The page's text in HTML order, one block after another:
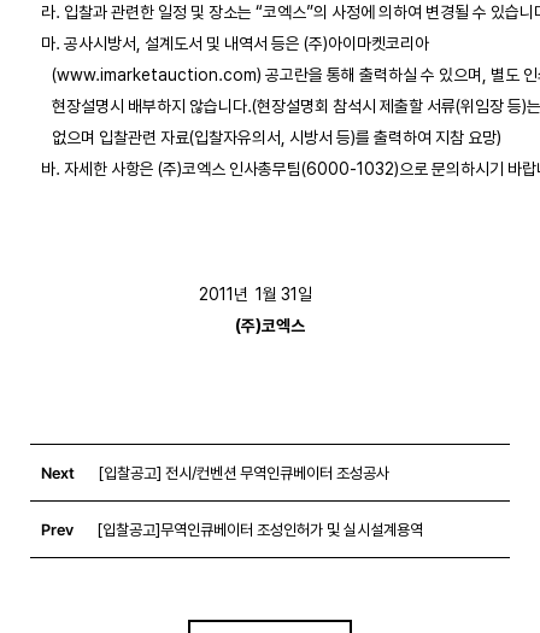
라. 입찰과 관련한 일정 및 장소는 “코엑스”의 사정에 의하여 변경될 수 있습니
   마. 공사시방서, 설계도서 및 내역서 등은 (주)아이마켓코리아
(www.imarketauction.com) 공고란을 통해 출력하실 수 있으며, 별도
      현장설명시 배부하지 않습니다.(현장설명회 참석시 제출할 서류(위임장 등)는
      없으며 입찰관련 자료(입찰자유의서, 시방서 등)를 출력하여 지참 요망)
바. 자세한 사항은 (주)코엑스 인사총무팀(6000-1032)으로 문의하시기 바랍
(주)코엑스
Next [입찰공고] 전시/컨벤션 무역인큐베이터 조성공사
Prev [입찰공고]무역인큐베이터 조성인허가 및 실시설계용역